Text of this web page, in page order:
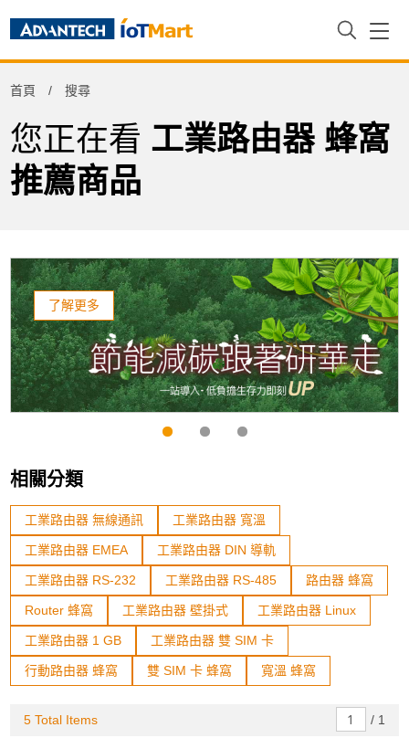
首頁 搜尋
您正在看 工業路由器 蜂窩
推薦商品
了解更多
Product Tag
相關分類
工業路由器 無線通訊 工業路由器 寬溫
工業路由器 EMEA 工業路由器 DIN 導軌
工業路由器 RS-232 工業路由器 RS-485 路由器 蜂窩
Router 蜂窩 工業路由器 壁掛式 工業路由器 Linux
工業路由器 1 GB 工業路由器 雙 SIM 卡
行動路由器 蜂窩 雙 SIM 卡 蜂窩 寬溫 蜂窩
5 Total Items / 1